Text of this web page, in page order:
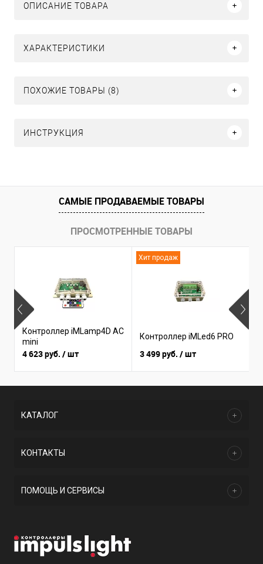
ОПИСАНИЕ ТОВАРА
ХАРАКТЕРИСТИКИ
ПОХОЖИЕ ТОВАРЫ (8)
ИНСТРУКЦИЯ
САМЫЕ ПРОДАВАЕМЫЕ ТОВАРЫ
ПРОСМОТРЕННЫЕ ТОВАРЫ
Контроллер iMLamp4D AC
mini
4 623 руб. / шт
Хит продаж
Контроллер iMLed6 PRO
3 499 руб. / шт
КАТАЛОГ
КОНТАКТЫ
ПОМОЩЬ И СЕРВИСЫ